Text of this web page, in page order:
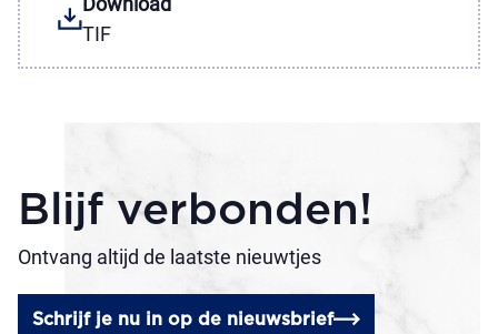
TIF
Blijf verbonden!
Ontvang altijd de laatste nieuwtjes
Schrijf je nu in op de nieuwsbrief